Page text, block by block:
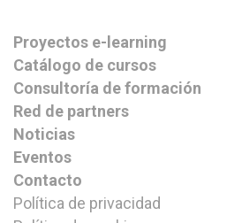
Proyectos e-learning
Catálogo de cursos
Consultoría de formación
Red de partners
Noticias
Eventos
Contacto
Política de privacidad